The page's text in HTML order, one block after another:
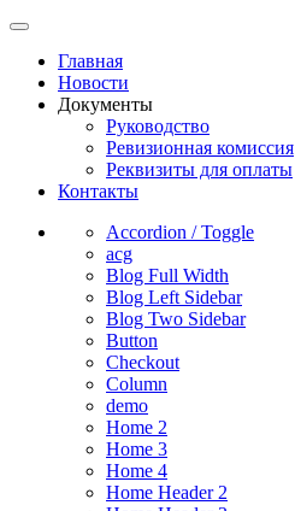
Главная
Новости
Документы
Руководство
Ревизионная комиссия
Реквизиты для оплаты
Контакты
Accordion / Toggle
acg
Blog Full Width
Blog Left Sidebar
Blog Two Sidebar
Button
Checkout
Column
demo
Home 2
Home 3
Home 4
Home Header 2